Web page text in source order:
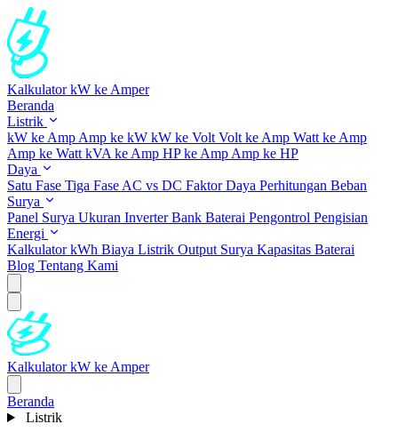
Kalkulator kW ke Amper
Beranda
Listrik
kW ke Amp Amp ke kW kW ke Volt Volt ke Amp Watt ke Amp
Amp ke Watt kVA ke Amp HP ke Amp Amp ke HP
Daya
Satu Fase Tiga Fase AC vs DC Faktor Daya Perhitungan Beban
Surya
Panel Surya Ukuran InverterBank Baterai Pengontrol Pengisian
Energi
Kalkulator kWh Biaya Listrik Output Surya Kapasitas Baterai
Blog Tentang Kami
Kalkulator kW ke Amper
Beranda
Listrik